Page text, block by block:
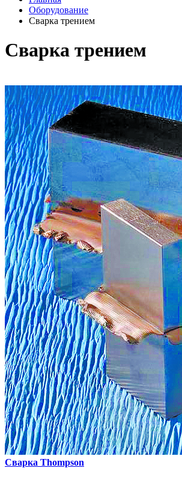
Оборудование
Сварка трением
Сварка трением
Сварка Thompson